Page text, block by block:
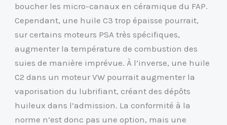
boucher les micro-canaux en céramique du FAP.
Cependant, une huile C3 trop épaisse pourrait,
sur certains moteurs PSA très spécifiques,
augmenter la température de combustion des
suies de manière imprévue. À l’inverse, une huile
C2 dans un moteur VW pourrait augmenter la
vaporisation du lubrifiant, créant des dépôts
huileux dans l’admission. La conformité à la
norme n’est donc pas une option, mais une